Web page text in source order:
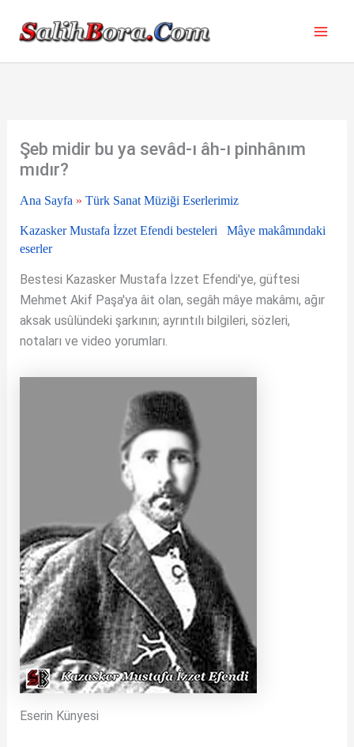
Şeb midir bu ya sevâd-ı âh-ı pinhânım
mıdır?
Ana Sayfa » Türk Sanat Müziği Eserlerimiz
Kazasker Mustafa İzzet Efendi besteleri
Mâye makâmındaki
eserler
Bestesi Kazasker Mustafa İzzet Efendi'ye, güftesi
Mehmet Akif Paşa'ya âit olan, segâh mâye makâmı, ağır
aksak usûlündeki şarkının; ayrıntılı bilgileri, sözleri,
notaları ve video yorumları.
Eserin Künyesi